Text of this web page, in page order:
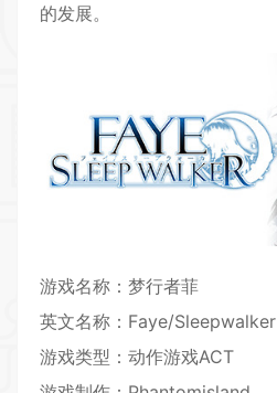
的发展。
游戏名称：梦行者菲
英文名称：Faye/Sleepwalker
游戏类型：动作游戏ACT